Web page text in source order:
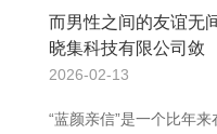
而男性之间的友谊无
晓集科技有限公司敛
2026-02-13
“蓝颜亲信”是一个比年